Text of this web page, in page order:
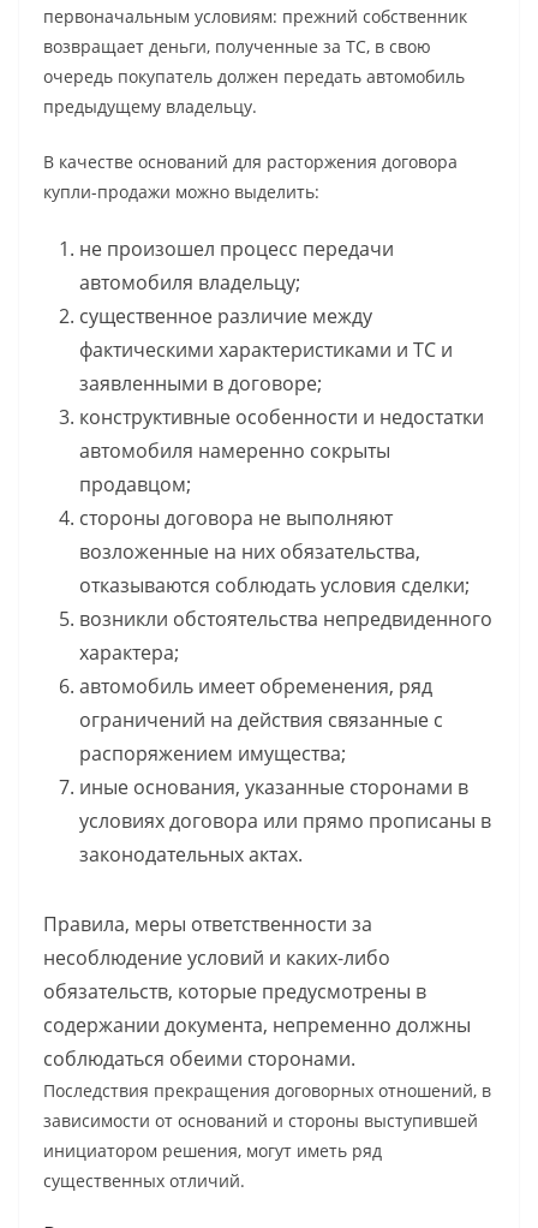
первоначальным условиям: прежний собственник
возвращает деньги, полученные за ТС, в свою
очередь покупатель должен передать автомобиль
предыдущему владельцу.
В качестве оснований для расторжения договора
купли-продажи можно выделить:
не произошел процесс передачи
автомобиля владельцу;
существенное различие между
фактическими характеристиками и ТС и
заявленными в договоре;
конструктивные особенности и недостатки
автомобиля намеренно сокрыты
продавцом;
стороны договора не выполняют
возложенные на них обязательства,
отказываются соблюдать условия сделки;
возникли обстоятельства непредвиденного
характера;
автомобиль имеет обременения, ряд
ограничений на действия связанные с
распоряжением имущества;
иные основания, указанные сторонами в
условиях договора или прямо прописаны в
законодательных актах.
Правила, меры ответственности за
несоблюдение условий и каких-либо
обязательств, которые предусмотрены в
содержании документа, непременно должны
соблюдаться обеими сторонами.
Последствия прекращения договорных отношений, в
зависимости от оснований и стороны выступившей
инициатором решения, могут иметь ряд
существенных отличий.